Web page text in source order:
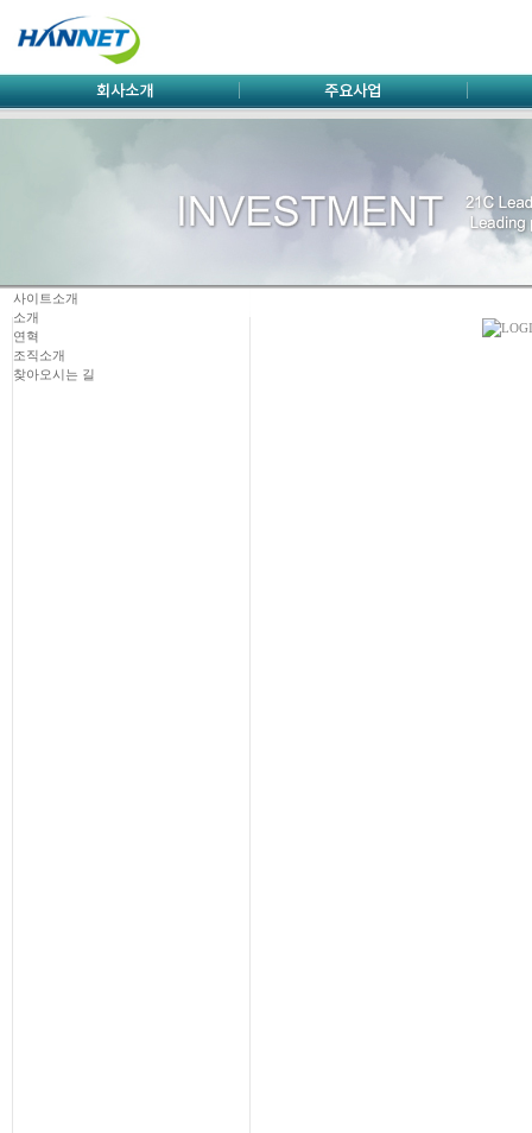
사이트소개
소개
연혁
조직소개
찾아오시는 길